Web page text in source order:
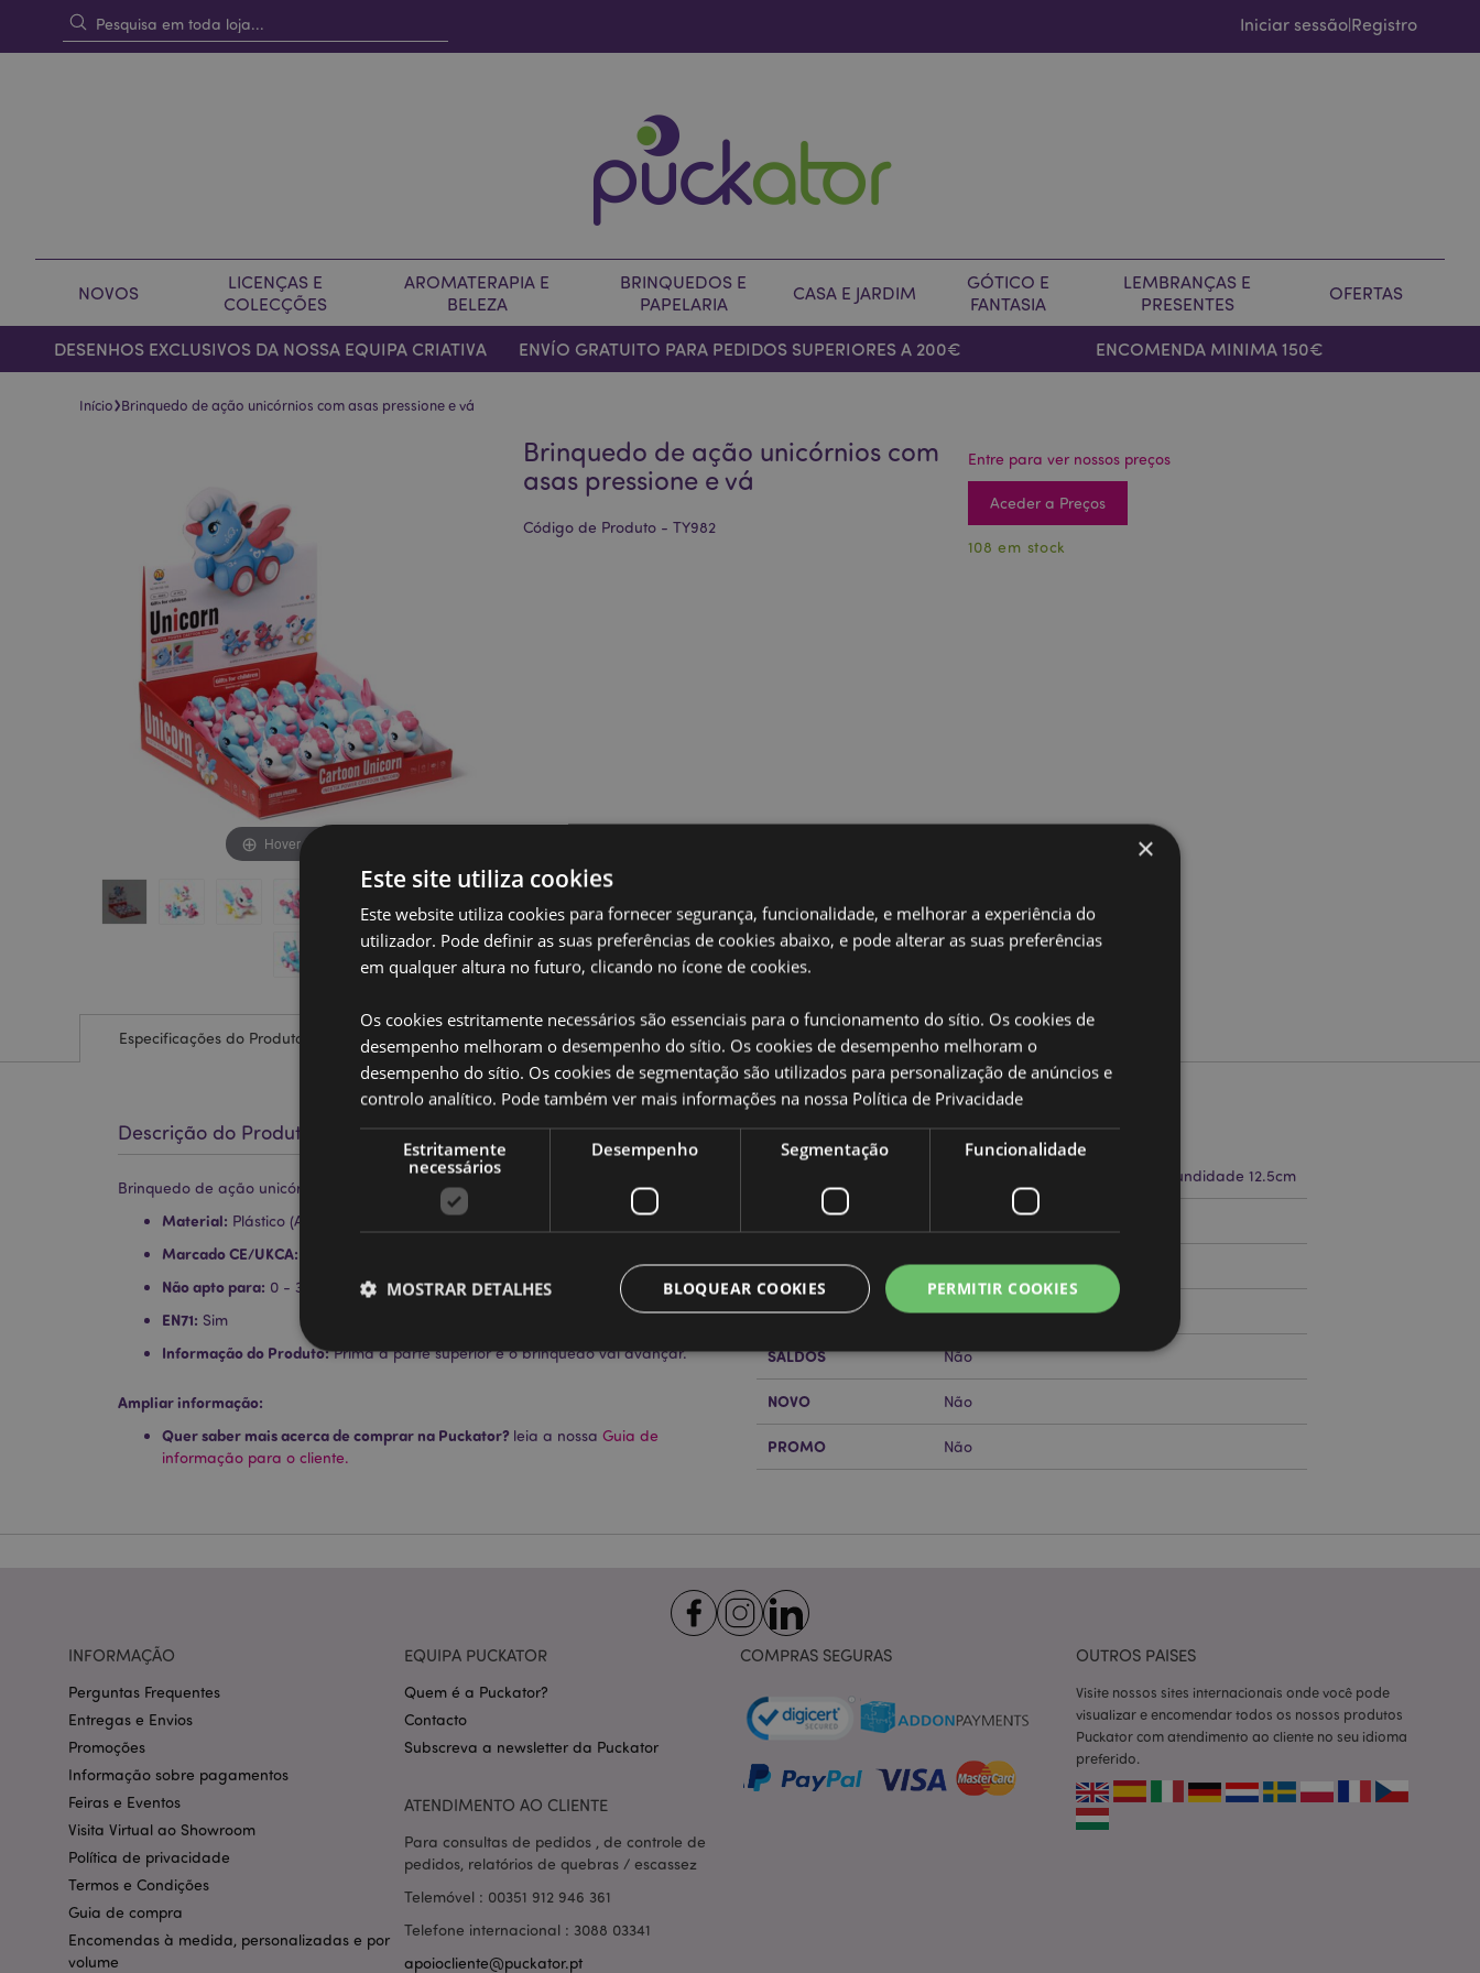
Iniciar sessão|Registro
NOVOS
LICENÇAS E
COLECÇÕES
AROMATERAPIA E
BELEZA
BRINQUEDOS E
PAPELARIA
CASA E JARDIM
GÓTICO E
FANTASIA
LEMBRANÇAS E
PRESENTES
OFERTAS
DESENHOS EXCLUSIVOS DA NOSSA EQUIPA CRIATIVA ENVÍO GRATUITO PARA PEDIDOS SUPERIORES A 200€ ENCOMENDA MINIMA 150€
Início›Brinquedo de ação unicórnios com asas pressione e vá
Hover to zoom
Brinquedo de ação unicórnios com
asas pressione e vá
Código de Produto - TY982
Entre para ver nossos preços
Aceder a Preços
108 em stock
Especificações do Produto
Descrição do Produto
Brinquedo de ação unicórnios com asas pressione e vá
Material: Plástico (ABS) e Metal
Marcado CE/UKCA:
Não apto para: 0 - 3 Anos
EN71: Sim
Informação do Produto:Prima a parte superior e o brinquedo vai avançar.
Ampliar informação:
Quer saber mais acerca de comprar na Puckator? leia a nossa Guia de
informação para o cliente.
Caracteristicas do Produto
Informação
Altura 9.5cm Largura 6.5cm Profundidade 12.5cm
Código de barras 5055071798443
Quantidade do cartão 144
Peso (kg) 0.129000
SALDOS Não
NOVO Não
PROMO Não
INFORMAÇÃO
Perguntas Frequentes
Entregas e Envios
Promoções
Informação sobre pagamentos
Feiras e Eventos
Visita Virtual ao Showroom
Política de privacidade
Termos e Condições
Guia de compra
Encomendas à medida, personalizadas e por
volume
EQUIPA PUCKATOR
Quem é a Puckator?
Contacto
Subscreva a newsletter da Puckator
ATENDIMENTO AO CLIENTE
Para consultas de pedidos , de controle de
pedidos, relatórios de quebras / escassez
Telemóvel : 00351 912 946 361
Telefone internacional : 3088 03341
apoiocliente@puckator.pt
COMPRAS SEGURAS OUTROS PAISES
Visite nossos sites internacionais onde você pode
visualizar e encomendar todos os nossos produtos
Puckator com atendimento ao cliente no seu idioma
preferido.
×
Este site utiliza cookies
Este website utiliza cookies para fornecer segurança, funcionalidade, e melhorar a experiência do
utilizador. Pode definir as suas preferências de cookies abaixo, e pode alterar as suas preferências
em qualquer altura no futuro, clicando no ícone de cookies.
Os cookies estritamente necessários são essenciais para o funcionamento do sítio. Os cookies de
desempenho melhoram o desempenho do sítio. Os cookies de desempenho melhoram o
desempenho do sítio. Os cookies de segmentação são utilizados para personalização de anúncios e
controlo analítico. Pode também ver mais informações na nossa Política de Privacidade
Estritamente
necessários
Desempenho Segmentação Funcionalidade
PERMITIR COOKIES
BLOQUEAR COOKIES
MOSTRAR DETALHES
Segmentação Funcionalidade
Os cookies estritamente necessários permitem funcionalidades centrais do website, tais como login de utilizador e gestão de
conta. O sítio web não pode ser utilizado correctamente sem os cookies estritamente necessários.
CookieScriptConsent
CookieScript
1 mês
Este cookie é usado pelo serviço Cookie-
invalidation
Adobe Inc.
1 dia
conteúdo no navegador para fazer as páginas
carregarem mais rápido.
PHPSESSID
1 dia 16
horas
linguagem PHP. Este é um identificador de
propósito geral usado para manter variáveis de
sessão do usuário. Normalmente é um número
gerado aleatoriamente, como ele é usado pode ser
específico para o site, mas um bom exemplo é
manter o status de logado de um usuário entre as
section_data_ids
Adobe Inc.
www.puckator.pt
www.puckator.pt